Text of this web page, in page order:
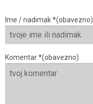
Ime / nadimak *(obavezno)
Komentar *(obavezno)